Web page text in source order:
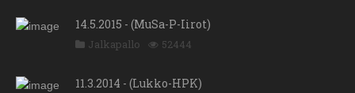
14.5.2015 - (MuSa-P-Iirot)
Jalkapallo 52444
11.3.2014 - (Lukko-HPK)